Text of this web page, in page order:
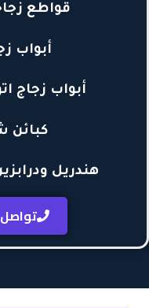
قواطع
أبواب
أبواب زجاج
كبائن
هندريل